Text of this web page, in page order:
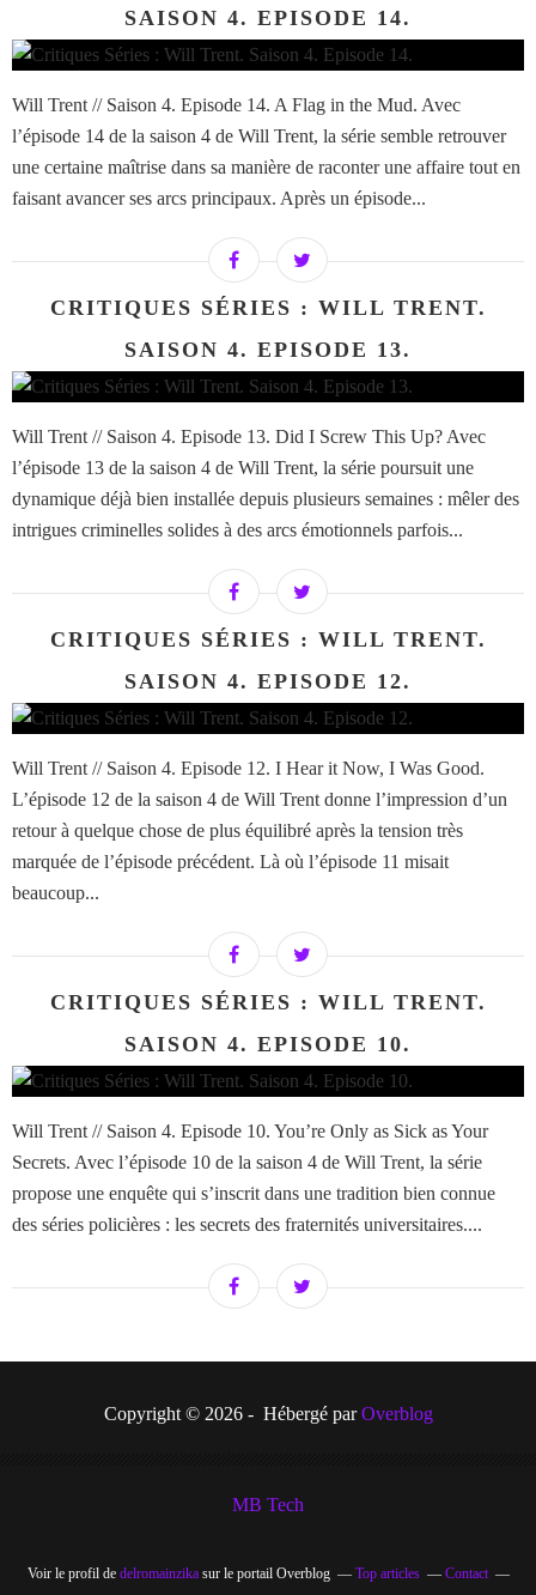
SAISON 4. EPISODE 14.
Will Trent // Saison 4. Episode 14. A Flag in the Mud. Avec
l’épisode 14 de la saison 4 de Will Trent, la série semble retrouver
une certaine maîtrise dans sa manière de raconter une affaire tout en
faisant avancer ses arcs principaux. Après un épisode...
CRITIQUES SÉRIES : WILL TRENT.
SAISON 4. EPISODE 13.
Will Trent // Saison 4. Episode 13. Did I Screw This Up? Avec
l’épisode 13 de la saison 4 de Will Trent, la série poursuit une
dynamique déjà bien installée depuis plusieurs semaines : mêler des
intrigues criminelles solides à des arcs émotionnels parfois...
CRITIQUES SÉRIES : WILL TRENT.
SAISON 4. EPISODE 12.
Will Trent // Saison 4. Episode 12. I Hear it Now, I Was Good.
L’épisode 12 de la saison 4 de Will Trent donne l’impression d’un
retour à quelque chose de plus équilibré après la tension très
marquée de l’épisode précédent. Là où l’épisode 11 misait
beaucoup...
CRITIQUES SÉRIES : WILL TRENT.
SAISON 4. EPISODE 10.
Will Trent // Saison 4. Episode 10. You’re Only as Sick as Your
Secrets. Avec l’épisode 10 de la saison 4 de Will Trent, la série
propose une enquête qui s’inscrit dans une tradition bien connue
des séries policières : les secrets des fraternités universitaires....
Copyright © 2026 - Hébergé parOverblog
MB Tech
Voir le profil de delromainzikasur le portail Overblog Top articles Contact